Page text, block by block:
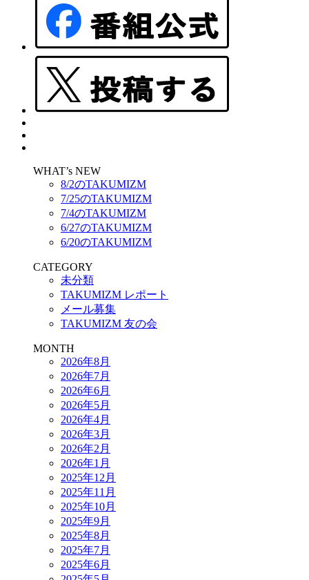
WHAT’s NEW
8/2のTAKUMIZM
7/25のTAKUMIZM
7/4のTAKUMIZM
6/27のTAKUMIZM
6/20のTAKUMIZM
CATEGORY
未分類
TAKUMIZM レポート
メール募集
TAKUMIZM 友の会
MONTH
2026年8月
2026年7月
2026年6月
2026年5月
2026年4月
2026年3月
2026年2月
2026年1月
2025年12月
2025年11月
2025年10月
2025年9月
2025年8月
2025年7月
2025年6月